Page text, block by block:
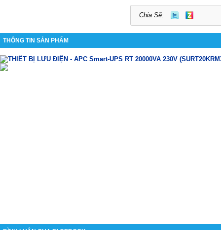
Chia Sẽ:
THÔNG TIN SẢN PHẨM
THIẾT BỊ LƯU ĐIỆN - APC Smart-UPS RT 20000VA 230V (SURT20K